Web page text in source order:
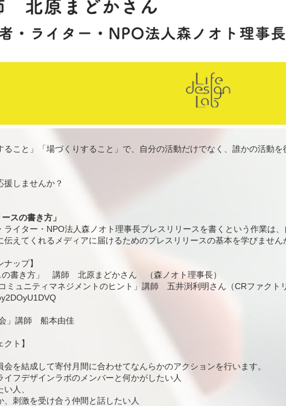
ること」「場づくりすること」で、自分の活動だけでなく、誰かの活動
援しませんか？
の書き方」
ター・NPO法人森ノオト理事長プレスリリースを書くという作業は、
伝えてくれるメディアに届けるためのプレスリリースの基本を学びません
ップ】
の書き方」 講師 北原まどかさん （森ノオト理事長）
ミュニティマネジメントのヒント」講師 五井渕利明さん（CRファクト
会」講師 船本由佳
ト】
を結成して寄付月間に合わせてなんらかのアクションを行います。
フデザインラボのメンバーと何かがしたい人
人、
刺激を受け合う仲間と話したい人